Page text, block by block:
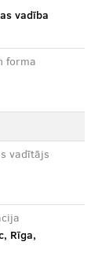
vadība
forma
vadītājs
Rīga,